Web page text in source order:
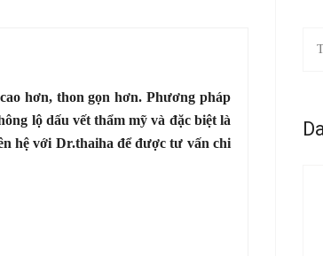
hơn, thon gọn hơn. Phương pháp
lộ dấu vết thẩm mỹ và đặc biệt là
hệ với Dr.thaiha để được tư vấn chi